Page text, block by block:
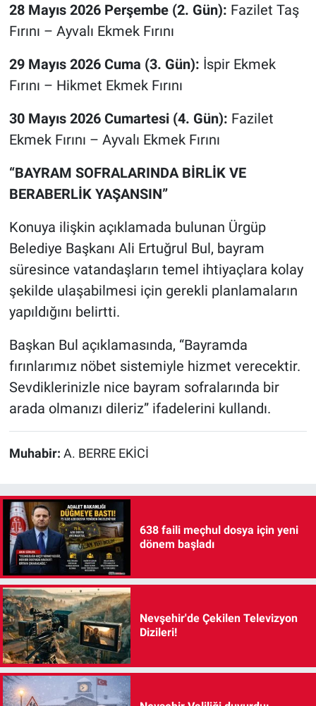
28 Mayıs 2026 Perşembe (2. Gün): Fazilet Taş
Fırını – Ayvalı Ekmek Fırını
29 Mayıs 2026 Cuma (3. Gün): İspir Ekmek
Fırını – Hikmet Ekmek Fırını
30 Mayıs 2026 Cumartesi (4. Gün): Fazilet
Ekmek Fırını – Ayvalı Ekmek Fırını
“BAYRAM SOFRALARINDA BİRLİK VE
BERABERLİK YAŞANSIN”
Konuya ilişkin açıklamada bulunan Ürgüp
Belediye Başkanı Ali Ertuğrul Bul, bayram
süresince vatandaşların temel ihtiyaçlara kolay
şekilde ulaşabilmesi için gerekli planlamaların
yapıldığını belirtti.
Başkan Bul açıklamasında, “Bayramda
fırınlarımız nöbet sistemiyle hizmet verecektir.
Sevdiklerinizle nice bayram sofralarında bir
arada olmanızı dileriz” ifadelerini kullandı.
Muhabir: A. BERRE EKİCİ
638 faili meçhul dosya için yeni
dönem başladı
Nevşehir'de Çekilen Televizyon
Dizileri!